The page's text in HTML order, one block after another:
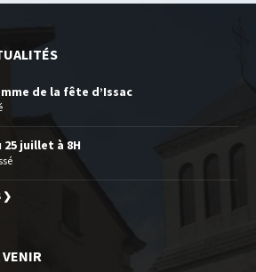
de la fête d’Issac
juillet à 8H
❯
VENIR